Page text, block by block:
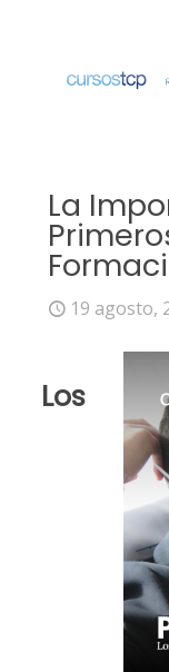
La
19 agosto,
Los